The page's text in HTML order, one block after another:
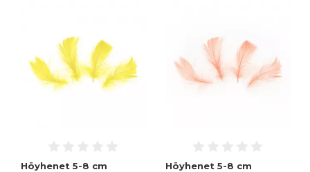
Höyhenet 5-8 cm
Höyhenet 5-8 cm